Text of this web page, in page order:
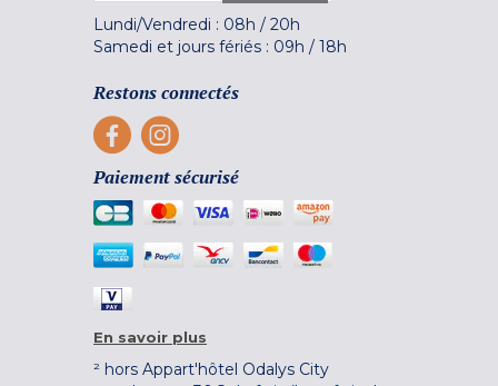
Lundi/Vendredi : 08h / 20h
Samedi et jours fériés : 09h / 18h
Restons connectés
Paiement sécurisé
En savoir plus
² hors Appart'hôtel Odalys City